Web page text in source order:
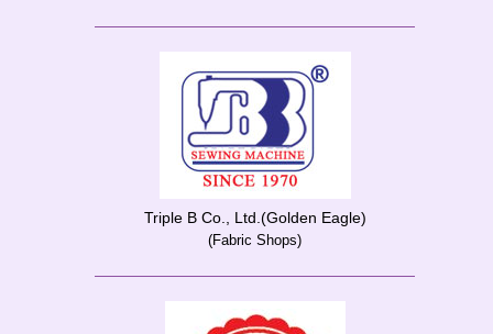
Triple B Co., Ltd.(Golden Eagle)
(Fabric Shops)